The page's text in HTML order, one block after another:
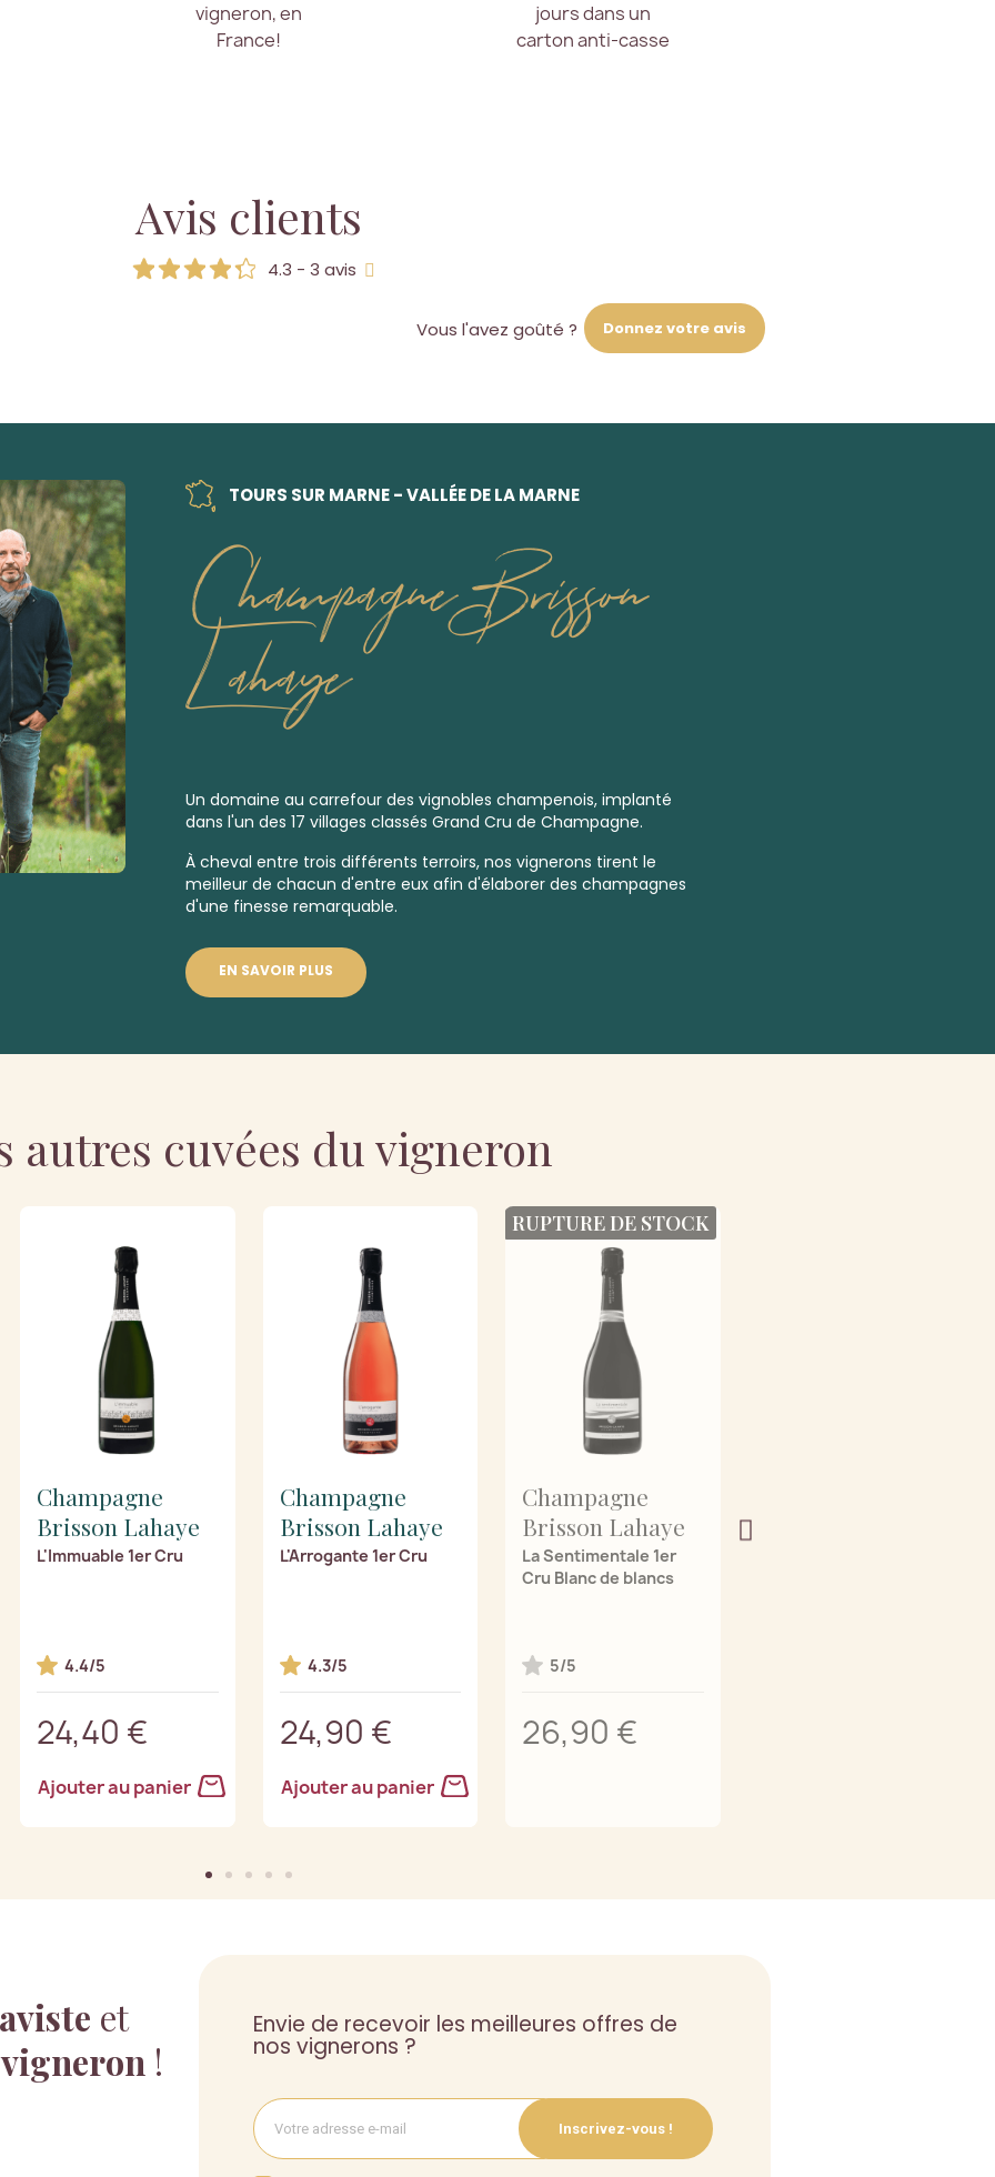
vigneron, en
France!
jours dans un
carton anti-casse
Avis clients
4.3 - 3 avis
Vous l'avez goûté ? Donnez votre avis
TOURS SUR MARNE - VALLÉE DE LA MARNE
Champagne Brisson
Lahaye
Un domaine au carrefour des vignobles champenois, implanté
dans l'un des 17 villages classés Grand Cru de Champagne.
À cheval entre trois différents terroirs, nos vignerons tirent le
meilleur de chacun d'entre eux afin d'élaborer des champagnes
d'une finesse remarquable.
EN SAVOIR PLUS
autres cuvées du vigneron
Champagne
Brisson Lahaye
L'Immuable 1er Cru
4.4/5
24,40 €
Ajouter au panier
Champagne
Brisson Lahaye
L'Arrogante 1er Cru
4.3/5
24,90 €
Ajouter au panier
Champagne
Brisson Lahaye
La Sentimentale 1er
Cru Blanc de blancs
5/5
26,90 €
RUPTURE DE STOCK
et
!
Envie de recevoir les meilleures offres de
nos vignerons ?
Inscrivez-vous !